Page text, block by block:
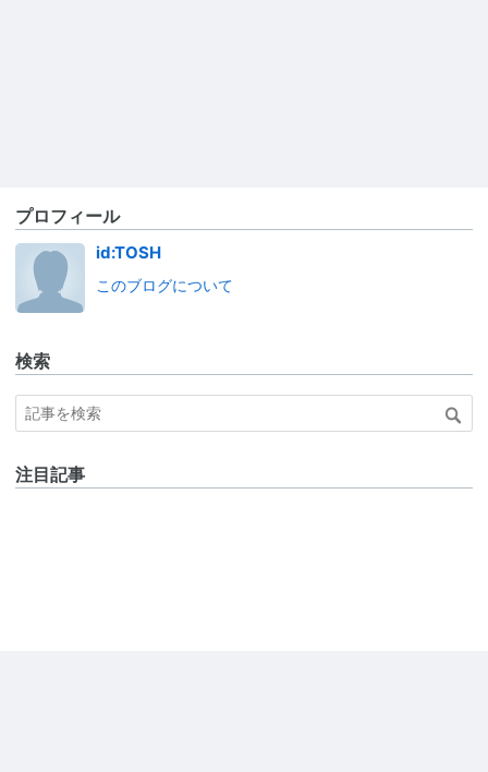
プロフィール
id:TOSH
このブログについて
検索
注目記事